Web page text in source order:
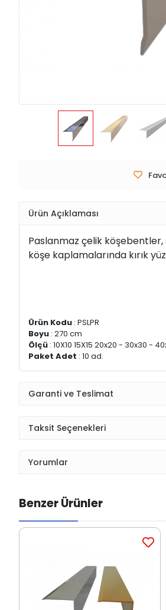
Ürün Açıklaması
Paslanmaz çelik
köşe kaplamalarında kırık
Ürün Kodu : PSLPR
Boyu : 270 cm
Ölçü : 10X10 15X15 20x20 - 30x30 -
Paket Adet : 10 ad.
Garanti ve Teslimat
Taksit Seçenekleri
Yorumlar
Benzer Ürünler